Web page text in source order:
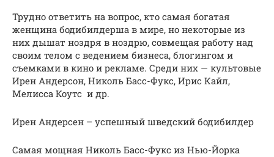
Трудно ответить на вопрос, кто самая богатая
женщина бодибилдерша в мире, но некоторые из
них дышат ноздря в ноздрю, совмещая работу над
своим телом с ведением бизнеса, блогингом и
съемками в кино и рекламе. Среди них — культовые
Ирен Андерсон, Николь Басс-Фукс, Ирис Кайл,
Мелисса Коутс и др.
Ирен Андерсен – успешный шведский бодибилдер
Самая мощная Николь Басс-Фукс из Нью-Йорка